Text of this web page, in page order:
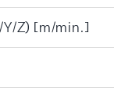
Y/Z) [m/min.]